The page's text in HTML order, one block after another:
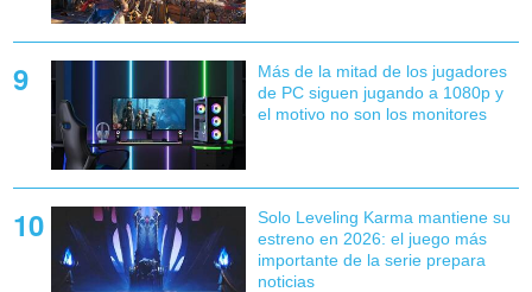
Más de la mitad de los jugadores
de PC siguen jugando a 1080p y
el motivo no son los monitores
Solo Leveling Karma mantiene su
estreno en 2026: el juego más
importante de la serie prepara
noticias